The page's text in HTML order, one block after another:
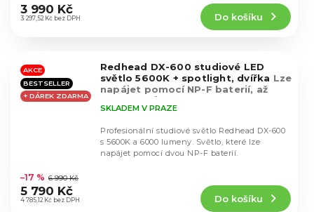
produktu
je
hvězdiček.
3 297,52 Kč bez DPH
3 990 Kč
Do košíku
AKCE
BESTSELLER
+ DÁREK ZDARMA
Redhead DX-600 studiové LED
světlo 5600K + spotlight, dvířka Lze
napájet pomocí NP-F baterií, až
15930 Luxů
hodnocení
produktu
je
SKLADEM V PRAZE
4 785,12 Kč bez DPH
–17 % 6 990 Kč
5 790 Kč
Do košíku
Profesionální studiové světlo Redhead DX-600
s 5600K a 6000 lumeny. Světlo, které lze
napájet pomocí dvou NP-F baterií.